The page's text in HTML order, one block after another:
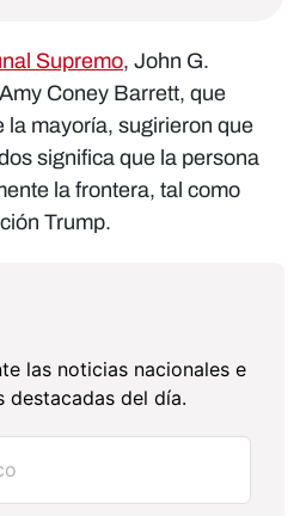
Supremo, John G.
Coney Barrett, que
la mayoría, sugirieron que
significa que la persona
la frontera, tal como
Trump.
las noticias nacionales e
destacadas del día.